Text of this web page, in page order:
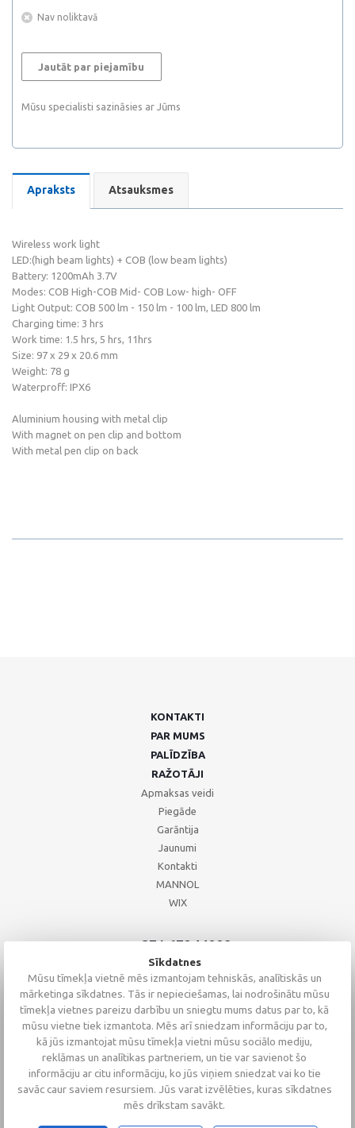
Nav noliktavā
Jautāt par piejamību
Mūsu specialisti sazināsies ar Jūms
Apraksts Atsauksmes
Wireless work light
LED:(high beam lights) + COB (low beam lights)
Battery: 1200mAh 3.7V
Modes: COB High-COB Mid- COB Low- high- OFF
Light Output: COB 500 lm - 150 lm - 100 lm, LED 800 lm
Charging time: 3 hrs
Work time: 1.5 hrs, 5 hrs, 11hrs
Size: 97 x 29 x 20.6 mm
Weight: 78 g
Waterproff: IPX6
Aluminium housing with metal clip
With magnet on pen clip and bottom
With metal pen clip on back
KONTAKTI
PAR MUMS
PALĪDZĪBA
RAŽOTĀJI
Apmaksas veidi
Piegāde
Garāntija
Jaunumi
Kontakti
MANNOL
WIX
+371 67244008
+371 67271055
+371 26002793
Sīkdatnes
Mūsu tīmekļa vietnē mēs izmantojam tehniskās, analītiskās un
mārketinga sīkdatnes. Tās ir nepieciešamas, lai nodrošinātu mūsu
tīmekļa vietnes pareizu darbību un sniegtu mums datus par to, kā
mūsu vietne tiek izmantota. Mēs arī sniedzam informāciju par to,
kā jūs izmantojat mūsu tīmekļa vietni mūsu sociālo mediju,
reklāmas un analītikas partneriem, un tie var savienot šo
informāciju ar citu informāciju, ko jūs viņiem sniedzat vai ko tie
savāc caur saviem resursiem. Jūs varat izvēlēties, kuras sīkdatnes
mēs drīkstam savākt.